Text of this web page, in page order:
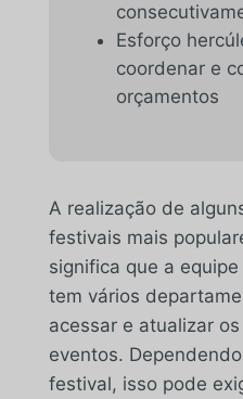
Esforço
coordenar e
orçamentos
A realização de
festivais mais
significa que a
tem vários
acessar e atualizar
eventos.
festival, isso pode